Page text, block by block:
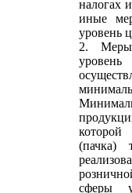
налогах
иные
уровень
2. Меры
которой
(пачка)
сферы